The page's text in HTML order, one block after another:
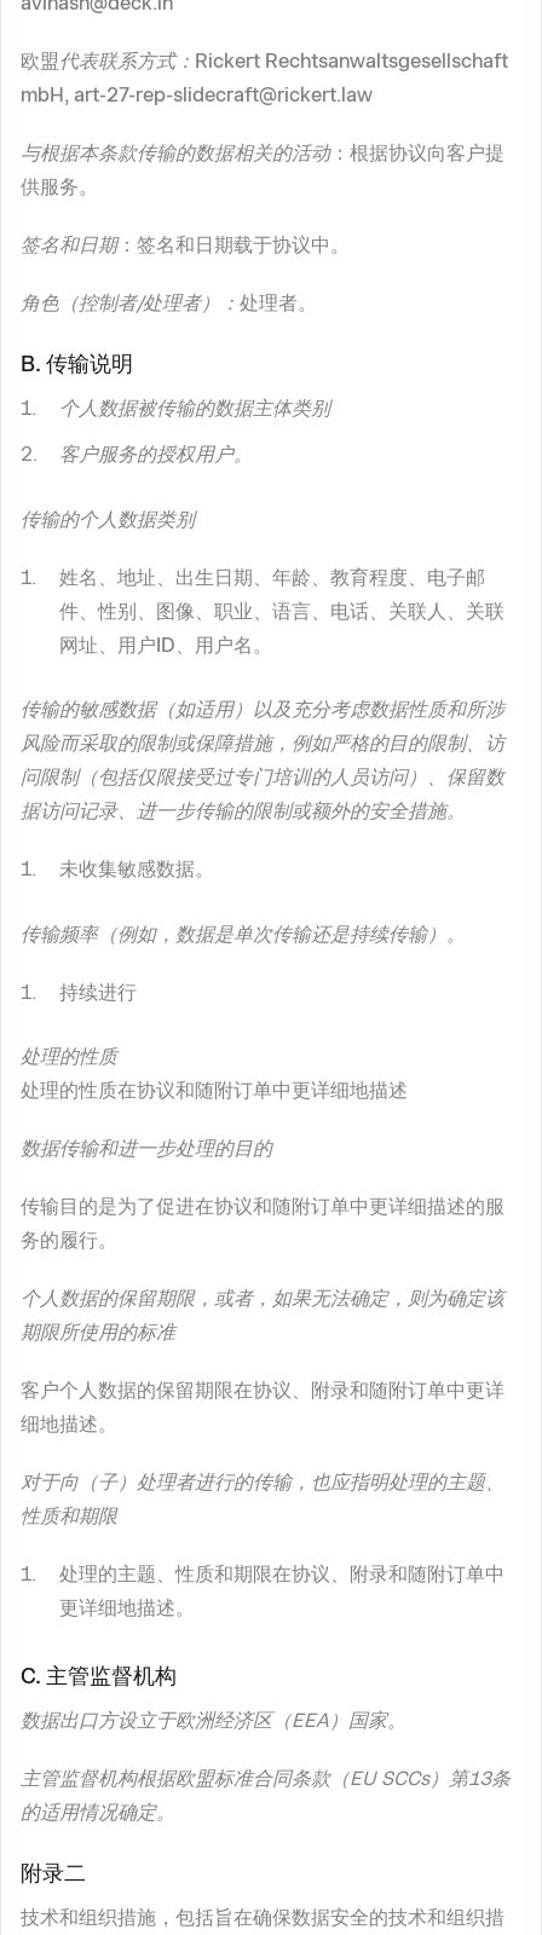
欧盟代表联系方式： Rickert Rechtsanwaltsgesellschaft
mbH, art-27-rep-slidecraft@rickert.law
与根据本条款传输的数据相关的活动：根据协议向客户提
供服务。
签名和日期：签名和日期载于协议中。
角色（控制者/处理者）： 处理者。
B. 传输说明
个人数据被传输的数据主体类别
客户服务的授权用户。
传输的个人数据类别
姓名、地址、出生日期、年龄、教育程度、电子邮
件、性别、图像、职业、语言、电话、关联人、关联
网址、用户ID、用户名。
传输的敏感数据（如适用）以及充分考虑数据性质和所涉
风险而采取的限制或保障措施，例如严格的目的限制、访
问限制（包括仅限接受过专门培训的人员访问）、保留数
据访问记录、进一步传输的限制或额外的安全措施。
未收集敏感数据。
传输频率（例如，数据是单次传输还是持续传输）。
持续进行
处理的性质
处理的性质在协议和随附订单中更详细地描述
数据传输和进一步处理的目的
传输目的是为了促进在协议和随附订单中更详细描述的服
务的履行。
个人数据的保留期限，或者，如果无法确定，则为确定该
期限所使用的标准
客户个人数据的保留期限在协议、附录和随附订单中更详
细地描述。
对于向（子）处理者进行的传输，也应指明处理的主题、
性质和期限
处理的主题、性质和期限在协议、附录和随附订单中
更详细地描述。
C. 主管监督机构
数据出口方设立于欧洲经济区（EEA）国家。
主管监督机构根据欧盟标准合同条款（EU SCCs）第13条
的适用情况确定。
附录二
技术和组织措施，包括旨在确保数据安全的技术和组织措